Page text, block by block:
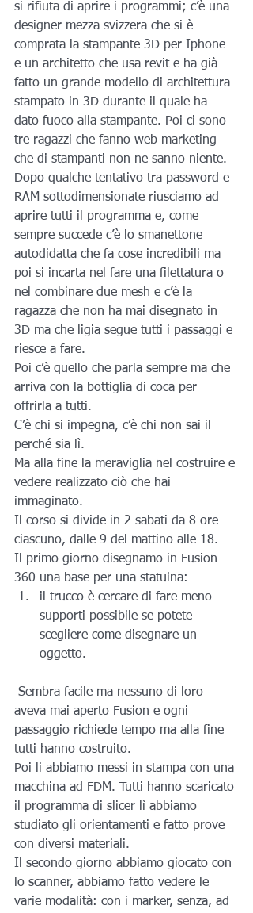
si rifiuta di aprire i programmi; c’è una
designer mezza svizzera che si è
comprata la stampante 3D per Iphone
e un architetto che usa revit e ha già
fatto un grande modello di architettura
stampato in 3D durante il quale ha
dato fuoco alla stampante. Poi ci sono
tre ragazzi che fanno web marketing
che di stampanti non ne sanno niente.
Dopo qualche tentativo tra password e
RAM sottodimensionate riusciamo ad
aprire tutti il programma e, come
sempre succede c’è lo smanettone
autodidatta che fa cose incredibili ma
poi si incarta nel fare una filettatura o
nel combinare due mesh e c’è la
ragazza che non ha mai disegnato in
3D ma che ligia segue tutti i passaggi e
riesce a fare.
Poi c’è quello che parla sempre ma che
arriva con la bottiglia di coca per
offrirla a tutti.
C’è chi si impegna, c’è chi non sai il
perché sia lì.
Ma alla fine la meraviglia nel costruire e
vedere realizzato ciò che hai
immaginato.
Il corso si divide in 2 sabati da 8 ore
ciascuno, dalle 9 del mattino alle 18.
Il primo giorno disegnamo in Fusion
360 una base per una statuina:
il trucco è cercare di fare meno
supporti possibile se potete
scegliere come disegnare un
oggetto.
aveva mai aperto Fusion e ogni
passaggio richiede tempo ma alla fine
tutti hanno costruito.
Poi li abbiamo messi in stampa con una
macchina ad FDM. Tutti hanno scaricato
il programma di slicer lì abbiamo
studiato gli orientamenti e fatto prove
con diversi materiali.
Il secondo giorno abbiamo giocato con
lo scanner, abbiamo fatto vedere le
varie modalità: con i marker, senza, ad